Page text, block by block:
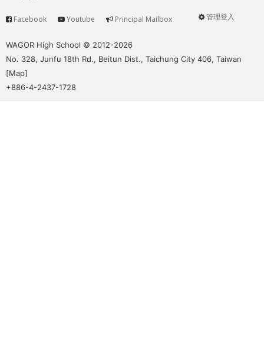
User
管理登入
Service
Facebook Youtube Principal Mailbox
WAGOR High School © 2012-2026
No. 328, Junfu 18th Rd., Beitun Dist., Taichung City 406, Taiwan
[Map]
+886-4-2437-1728